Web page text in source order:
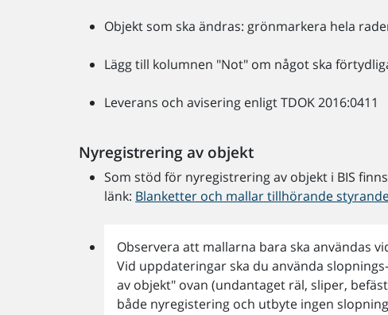
Objekt som ska ändras: grönmarkera hela
Lägg till kolumnen "Not" om något ska
Leverans och avisering enligt TDOK 2016:0411
Nyregistrering av objekt
Som stöd för nyregistrering av objekt i BIS
länk: Blanketter och mallar tillhörande
Observera att mallarna bara ska användas
Vid uppdateringar ska du använda
av objekt" ovan (undantaget räl, sliper,
både nyregistering och utbyte ingen